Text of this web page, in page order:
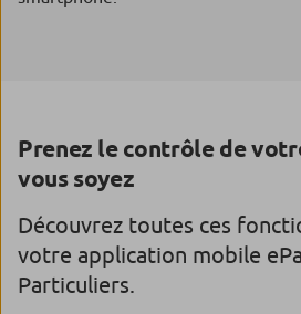
Prenez le contrôle de
vous soyez
Découvrez toutes ces
votre application mobile
Particuliers.